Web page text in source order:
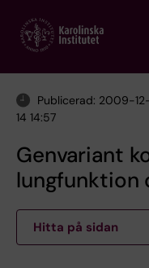
main
Publicerad: 2009-
14 14:57
Genvariant
lungfunktion
Hitta på sidan